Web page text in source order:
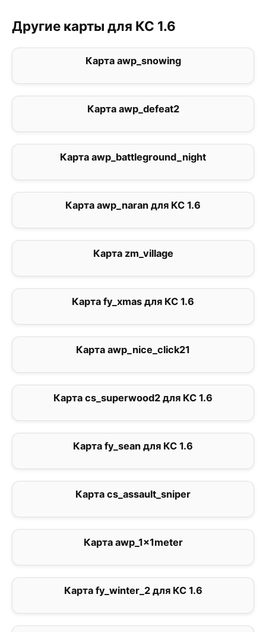
Другие карты для КС 1.6
Карта awp_snowing
Карта awp_defeat2
Карта awp_battleground_night
Карта awp_naran для КС 1.6
Карта zm_village
Карта fy_xmas для КС 1.6
Карта awp_nice_click21
Карта cs_superwood2 для КС 1.6
Карта fy_sean для КС 1.6
Карта cs_assault_sniper
Карта awp_1x1meter
Карта fy_winter_2 для КС 1.6